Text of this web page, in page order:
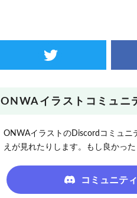
ONWAイラストコミュニ
ONWAイラストのDiscordコミュニ
えが見れたりします。もし良かっ
コミュニテ